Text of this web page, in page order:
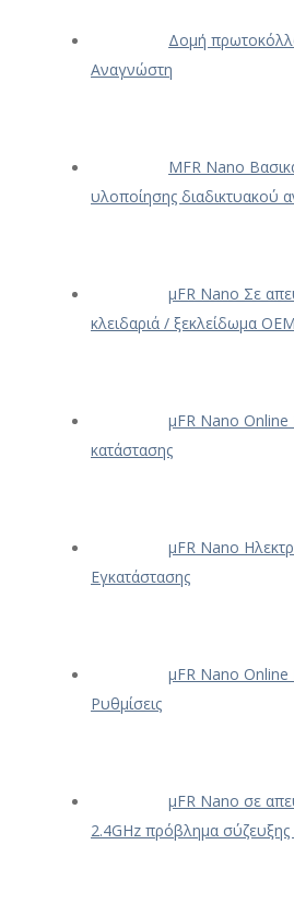
Δομή
Αναγνώστη
ΜFR Nano
υλοποίησης διαδικτυακού
μFR Nano Σε
κλειδαριά / ξεκλείδωμα OEM
μFR Nano
κατάστασης
μFR Nano
Εγκατάστασης
μFR Nano Online
Ρυθμίσεις
μFR Nano σε
2.4GHz πρόβλημα